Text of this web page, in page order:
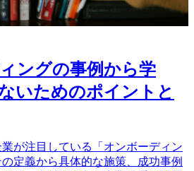
ングの事例から学
いためのポイントと
が注目している「オンボーディン
定義から具体的な施策、成功事例